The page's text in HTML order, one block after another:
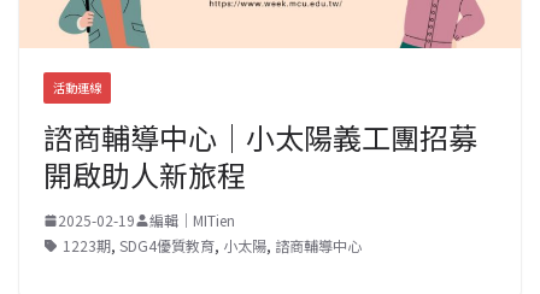
活動連線
諮商輔導中心｜小太陽義工團招募
開啟助人新旅程
2025-02-19
編輯｜MITien
1223期, SDG4優質教育, 小太陽, 諮商輔導中心